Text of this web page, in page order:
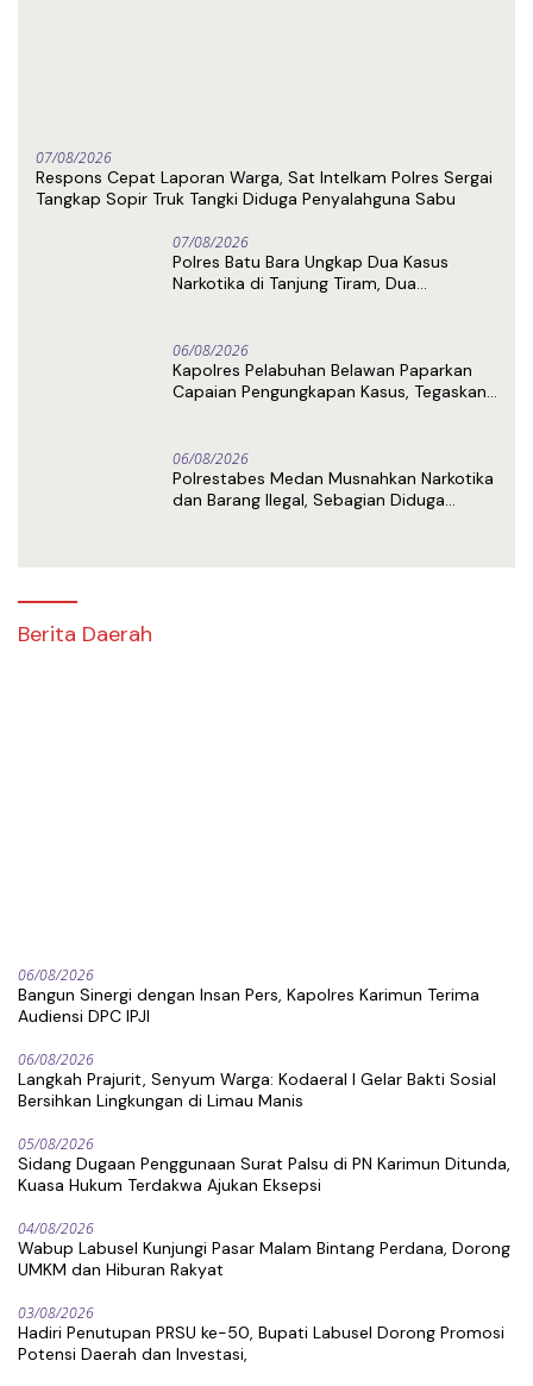
07/08/2026
Respons Cepat Laporan Warga, Sat Intelkam Polres Sergai
Tangkap Sopir Truk Tangki Diduga Penyalahguna Sabu
07/08/2026
Polres Batu Bara Ungkap Dua Kasus
Narkotika di Tanjung Tiram, Dua
06/08/2026
Kapolres Pelabuhan Belawan Paparkan
Capaian Pengungkapan Kasus, Tegaskan
06/08/2026
Polrestabes Medan Musnahkan Narkotika
dan Barang Ilegal, Sebagian Diduga
Berita Daerah
06/08/2026
Bangun Sinergi dengan Insan Pers, Kapolres Karimun Terima
Audiensi DPC IPJI
06/08/2026
Langkah Prajurit, Senyum Warga: Kodaeral I Gelar Bakti Sosial
Bersihkan Lingkungan di Limau Manis
05/08/2026
Sidang Dugaan Penggunaan Surat Palsu di PN Karimun Ditunda,
Kuasa Hukum Terdakwa Ajukan Eksepsi
04/08/2026
Wabup Labusel Kunjungi Pasar Malam Bintang Perdana, Dorong
UMKM dan Hiburan Rakyat
03/08/2026
Hadiri Penutupan PRSU ke-50, Bupati Labusel Dorong Promosi
Potensi Daerah dan Investasi,